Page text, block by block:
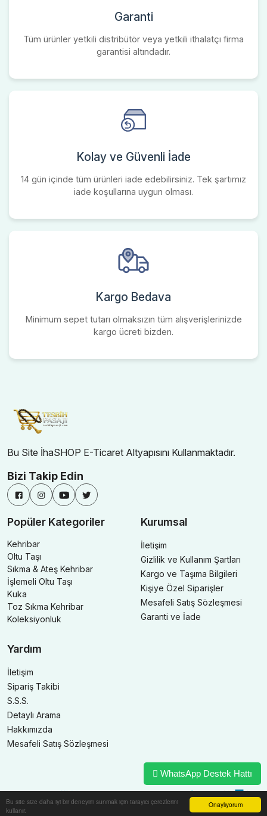
Onaylıyorum
Bu site size daha iyi bir deneyim sunmak için tarayıcı çerezlerini
kullanır.
Garanti
Tüm ürünler yetkili distribütör veya yetkili ithalatçı firma
garantisi altındadır.
Kolay ve Güvenli İade
14 gün içinde tüm ürünleri iade edebilirsiniz. Tek şartımız
iade koşullarına uygun olması.
Kargo Bedava
Minimum sepet tutarı olmaksızın tüm alışverişlerinizde
kargo ücreti bizden.
Bu Site İhaSHOP E-Ticaret Altyapısını Kullanmaktadır.
Bizi Takip Edin
Popüler Kategoriler
Kehribar
Oltu Taşı
Sıkma & Ateş Kehribar
İşlemeli Oltu Taşı
Kuka
Toz Sıkma Kehribar
Koleksiyonluk
Kurumsal
İletişim
Gizlilik ve Kullanım Şartları
Kargo ve Taşıma Bilgileri
Kişiye Özel Siparişler
Mesafeli Satış Sözleşmesi
Garanti ve İade
Yardım
İletişim
Sipariş Takibi
S.S.S.
Detaylı Arama
Hakkımızda
Mesafeli Satış Sözleşmesi
WhatsApp Destek Hattı